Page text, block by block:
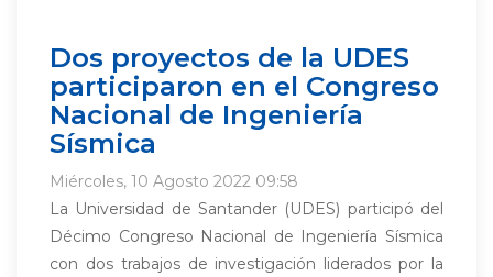
Dos proyectos de la UDES
participaron en el Congreso
Nacional de Ingeniería
Sísmica
Miércoles, 10 Agosto 2022 09:58
La Universidad de Santander (UDES) participó del
Décimo Congreso Nacional de Ingeniería Sísmica
con dos trabajos de investigación liderados por la